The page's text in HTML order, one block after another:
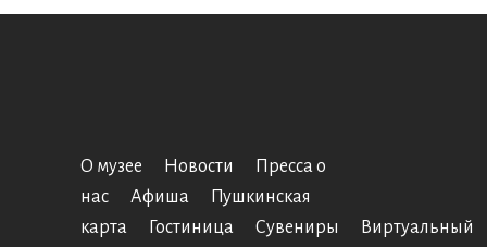
О музее Новости
Пресса о
нас
Афиша
Пушкинская
карта
Гостиница Сувениры
Виртуальный